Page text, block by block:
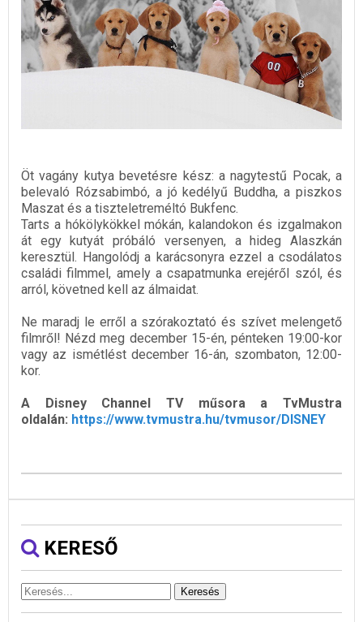
Öt vagány kutya bevetésre kész: a nagytestű Pocak, a
belevaló Rózsabimbó, a jó kedélyű Buddha, a piszkos
Maszat és a tiszteletreméltó Bukfenc.
Tarts a hókölykökkel mókán, kalandokon és izgalmakon
át egy kutyát próbáló versenyen, a hideg Alaszkán
keresztül. Hangolódj a karácsonyra ezzel a csodálatos
családi filmmel, amely a csapatmunka erejéről szól, és
arról, követned kell az álmaidat.
Ne maradj le erről a szórakoztató és szívet melengető
filmről! Nézd meg december 15-én, pénteken 19:00-kor
vagy az ismétlést december 16-án, szombaton, 12:00-
kor.
A Disney Channel TV műsora a TvMustra
oldalán: https://www.tvmustra.hu/tvmusor/DISNEY
KERESŐ
Keresés